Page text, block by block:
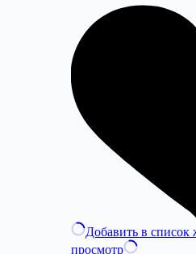
Добавить в список
просмотр